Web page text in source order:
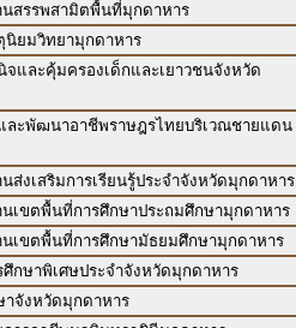
นสรรพสามิตพื้นที่มุกดาหาร
นิยมวิทยามุกดาหาร
จและคุ้มครองเด็กและเยาวชนจังหวัด
ละพัฒนาอาชีพราษฎรไทยบริเวณชายแดน
นส่งเสริมการเรียนรู้ประจำจังหวัดมุกดาหาร
นเขตพื้นที่การศึกษาประถมศึกษามุกดาหาร
นเขตพื้นที่การศึกษามัธยมศึกษามุกดาหาร
ศึกษาพิเศษประจำจังหวัดมุกดาหาร
าจังหวัดมุกดาหาร